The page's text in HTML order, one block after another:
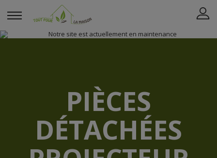
PIÈCES
DÉTACHÉES